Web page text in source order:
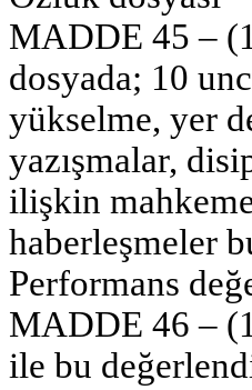
MADDE 45 –
dosyada; 10
yükselme, yer
yazışmalar,
ilişkin
haberleşmeler
Performans
MADDE 46 –
ile bu